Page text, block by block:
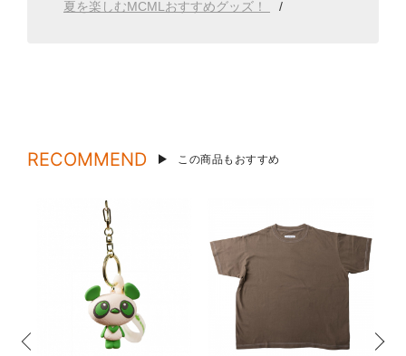
夏を楽しむMCMLおすすめグッズ！
RECOMMEND この商品もおすすめ